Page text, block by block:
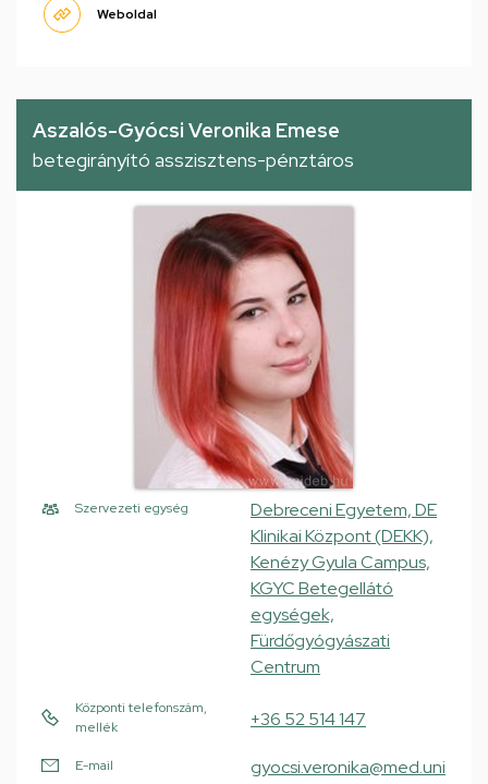
Weboldal
Aszalós-Gyócsi Veronika Emese
betegirányító asszisztens-pénztáros
Szervezeti egység
Debreceni Egyetem, DE
Klinikai Központ (DEKK),
Kenézy Gyula Campus,
KGYC Betegellátó
egységek,
Fürdőgyógyászati
Centrum
Központi telefonszám,
mellék
+36 52 514 147
E-mail
gyocsi.veronika@med.uni